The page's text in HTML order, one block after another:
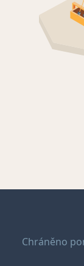
Chráněno